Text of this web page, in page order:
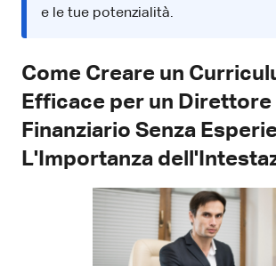
e le tue potenzialità.
Come Creare un
Efficace per un Direttore
Finanziario Senza
L'Importanza